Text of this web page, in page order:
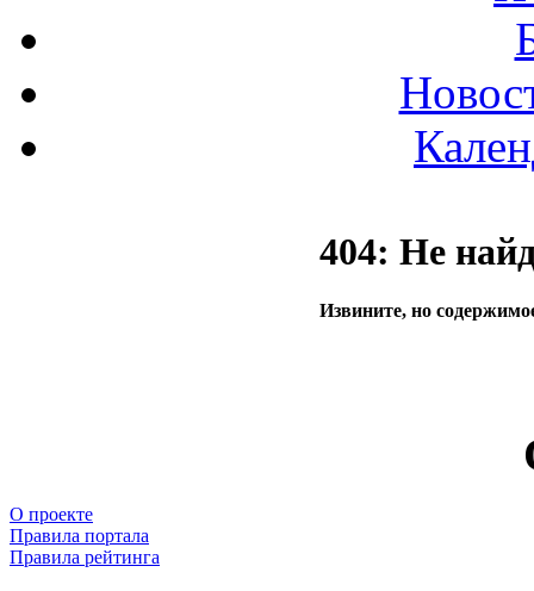
404: Не
Извините, но
О проекте
Правила портала
Правила рейтинга